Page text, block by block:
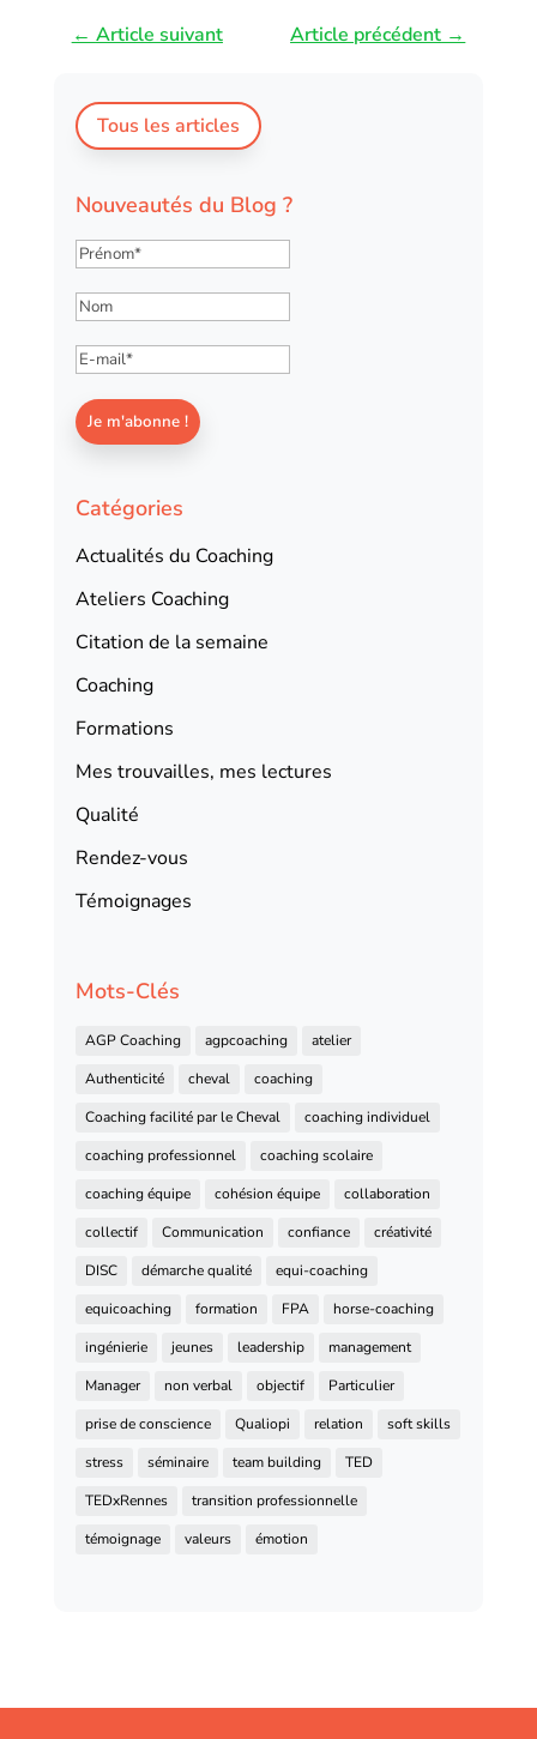
← Article suivant Article précédent →
Tous les articles
Nouveautés du Blog ?
Catégories
Actualités du Coaching
Ateliers Coaching
Citation de la semaine
Coaching
Formations
Mes trouvailles, mes lectures
Qualité
Rendez-vous
Témoignages
Mots-Clés
AGP Coaching agpcoaching
atelier
Authenticité
cheval
coaching
Coaching facilité par le Cheval
coaching individuel
coaching professionnel
coaching scolaire
coaching équipe
cohésion équipe
collaboration
collectif
Communication confiance
créativité
DISC
démarche qualité
equi-coaching
equicoaching
formation FPA
horse-coaching
ingénierie
jeunes leadership
management
Manager
non verbal objectif
Particulier
prise de conscience
Qualiopi relation
soft skills
stress
séminaire team building
TED
TEDxRennes
transition professionnelle
témoignage
valeurs émotion